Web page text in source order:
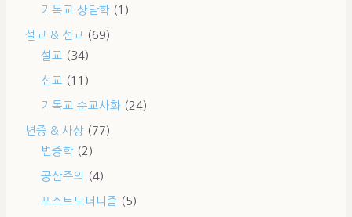
기독교 상담학 (1)
설교 & 선교 (69)
설교 (34)
선교 (11)
기독교 순교사화 (24)
변증 & 사상 (77)
변증학 (2)
공산주의 (4)
포스트모더니즘 (5)